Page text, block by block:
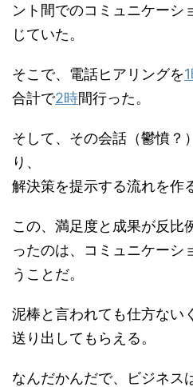
ント間でのコミュニケーシ
じていた。
そこで、電話ヒアリングを
合計で2時間行った。
そして、その会話（鬱憤？
り、
解決策を提示する流れを作
この、満足度と成果が反比
ったのは、コミュニケーシ
うことだ。
泥棒と言われても仕方ない
送り出してもらえる。
なんだかんだで、ビジネス